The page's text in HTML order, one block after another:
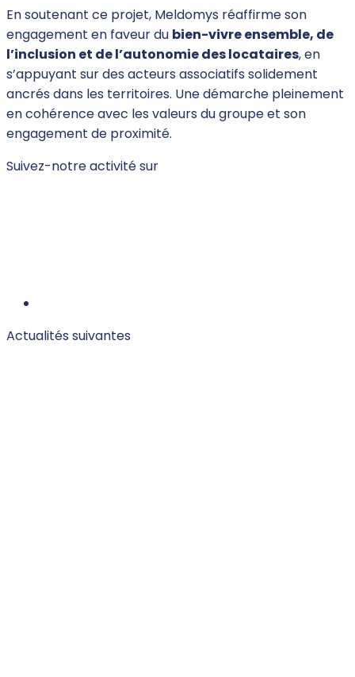
En soutenant ce projet, Meldomys réaffirme son
engagement en faveur du bien-vivre ensemble, de
l’inclusion et de l’autonomie des locataires, en
s’appuyant sur des acteurs associatifs solidement
ancrés dans les territoires. Une démarche pleinement
en cohérence avec les valeurs du groupe et son
engagement de proximité.
Suivez-notre activité sur
Actualités suivantes